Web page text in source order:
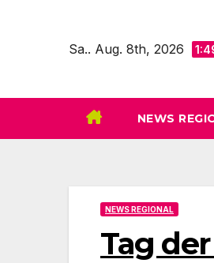
Sa.. Aug. 8th, 2026
NEWS
NEWS REGIONAL
Tag